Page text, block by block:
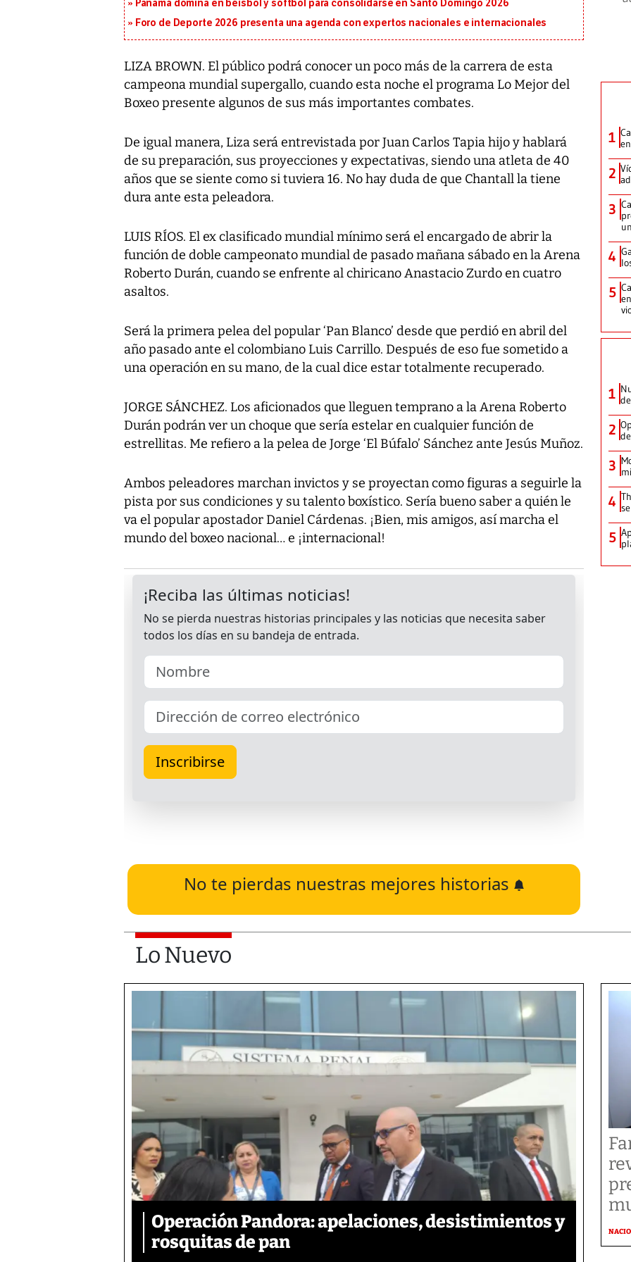
Panamá domina en béisbol y sóftbol para consolidarse en Santo Domingo 2026
Foro de Deporte 2026 presenta una agenda con expertos nacionales e internacionales
LIZA BROWN. El público podrá conocer un poco más de la carrera de esta
campeona mundial supergallo, cuando esta noche el programa Lo Mejor del
Boxeo presente algunos de sus más importantes combates.
De igual manera, Liza será entrevistada por Juan Carlos Tapia hijo y hablará
de su preparación, sus proyecciones y expectativas, siendo una atleta de 40
años que se siente como si tuviera 16. No hay duda de que Chantall la tiene
dura ante esta peleadora.
LUIS RÍOS. El ex clasificado mundial mínimo será el encargado de abrir la
función de doble campeonato mundial de pasado mañana sábado en la Arena
Roberto Durán, cuando se enfrente al chiricano Anastacio Zurdo en cuatro
asaltos.
Será la primera pelea del popular ‘Pan Blanco’ desde que perdió en abril del
año pasado ante el colombiano Luis Carrillo. Después de eso fue sometido a
una operación en su mano, de la cual dice estar totalmente recuperado.
JORGE SÁNCHEZ. Los aficionados que lleguen temprano a la Arena Roberto
Durán podrán ver un choque que sería estelar en cualquier función de
estrellitas. Me refiero a la pelea de Jorge ‘El Búfalo’ Sánchez ante Jesús Muñoz.
Ambos peleadores marchan invictos y se proyectan como figuras a seguirle la
pista por sus condiciones y su talento boxístico. Sería bueno saber a quién le
va el popular apostador Daniel Cárdenas. ¡Bien, mis amigos, así marcha el
mundo del boxeo nacional… e ¡internacional!
No te pierdas nuestras mejores historias
1
2
3
4
5
1
2
3
4
5
Lo Nuevo
Operación Pandora: apelaciones, desistimientos y
rosquitas de pan